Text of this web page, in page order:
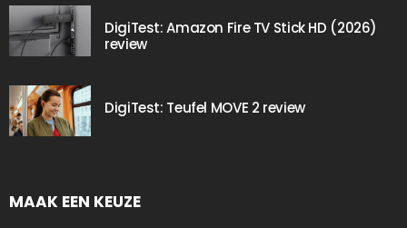
DigiTest: Amazon Fire TV Stick HD (2026)
review
DigiTest: Teufel MOVE 2 review
MAAK EEN KEUZE